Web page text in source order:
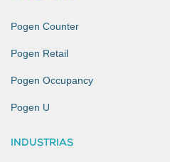
Pogen Counter
Pogen Retail
Pogen Occupancy
Pogen U
INDUSTRIAS